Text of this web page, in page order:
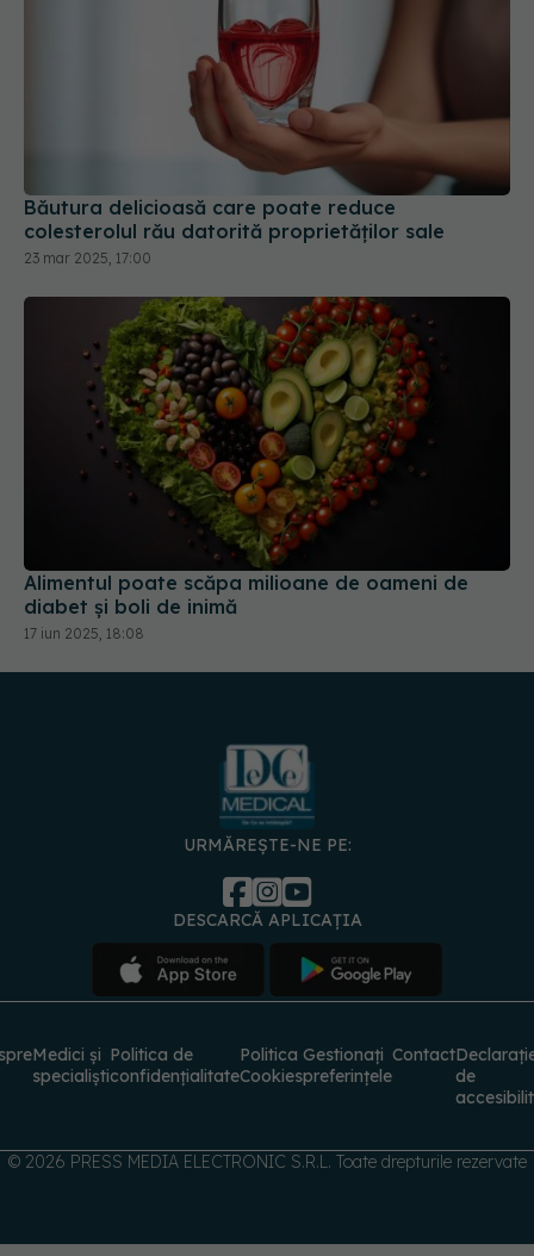
Băutura delicioasă care poate reduce
colesterolul rău datorită proprietăților sale
Alimentul poate scăpa milioane de oameni de
diabet și boli de inimă
URMĂREȘTE-NE PE:
DESCARCĂ APLICAȚIA
specialiști
Politica de
confidențialitate
Cookies
Gestionați
preferințele
Contact
© 2026 PRESS MEDIA ELECTRONIC S.R.L. Toate drepturile rezervate